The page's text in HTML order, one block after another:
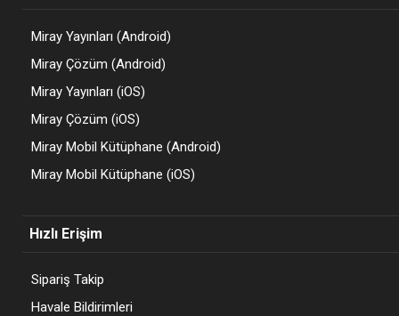
Miray Yayınları (Android)
Miray Çözüm (Android)
Miray Yayınları (iOS)
Miray Çözüm (iOS)
Miray Mobil Kütüphane (Android)
Miray Mobil Kütüphane (iOS)
Hızlı Erişim
Sipariş Takip
Havale Bildirimleri